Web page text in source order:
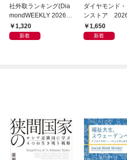
社外取ランキング(Dia
mondWEEKLY 2026年
8/8・15合併号)
1,320
新着
ダイヤモンド
ンストア
1日・15日号
1,650
新着